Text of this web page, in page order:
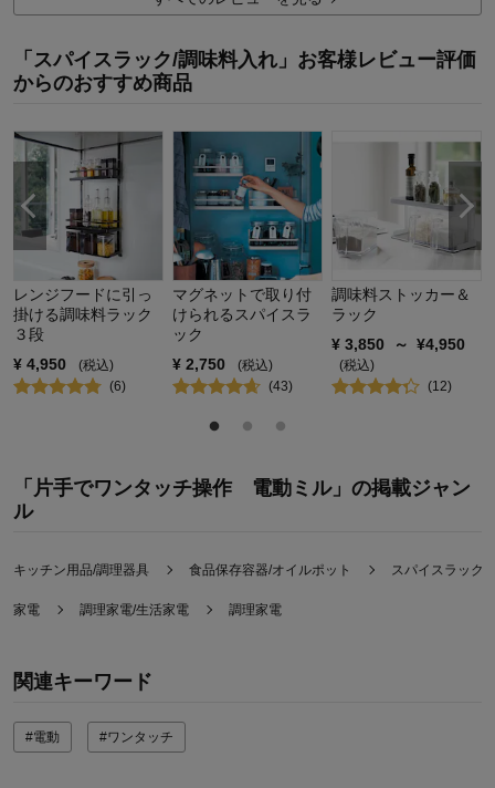
デザイン・色 5.0
購入商品： シルバー
使用場所： キッチン
購入のきっかけ：
「スパイスラック/調味料入れ」お客様レビュー評価
からのおすすめ商品
レンジフードに引っ
掛ける調味料ラック
３段
¥ 4,950
(税込)
(6)
マグネットで取り付
けられるスパイスラ
ック
¥ 2,750
(税込)
(43)
調味料ストッカー＆
ラック
¥ 3,850 ～ ¥4,950
(税込)
(12)
「片手でワンタッチ操作 電動ミル」の掲載ジャン
ル
キッチン用品/調理器具 食品保存容器/オイルポット スパイスラック/
家電 調理家電/生活家電 調理家電
関連キーワード
#電動 #ワンタッチ